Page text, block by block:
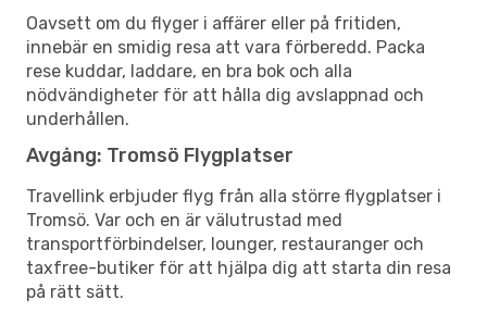
Oavsett om du flyger i affärer eller på fritiden,
innebär en smidig resa att vara förberedd. Packa
rese kuddar, laddare, en bra bok och alla
nödvändigheter för att hålla dig avslappnad och
underhållen.
Avgång: Tromsö Flygplatser
Travellink erbjuder flyg från alla större flygplatser i
Tromsö. Var och en är välutrustad med
transportförbindelser, lounger, restauranger och
taxfree-butiker för att hjälpa dig att starta din resa
på rätt sätt.